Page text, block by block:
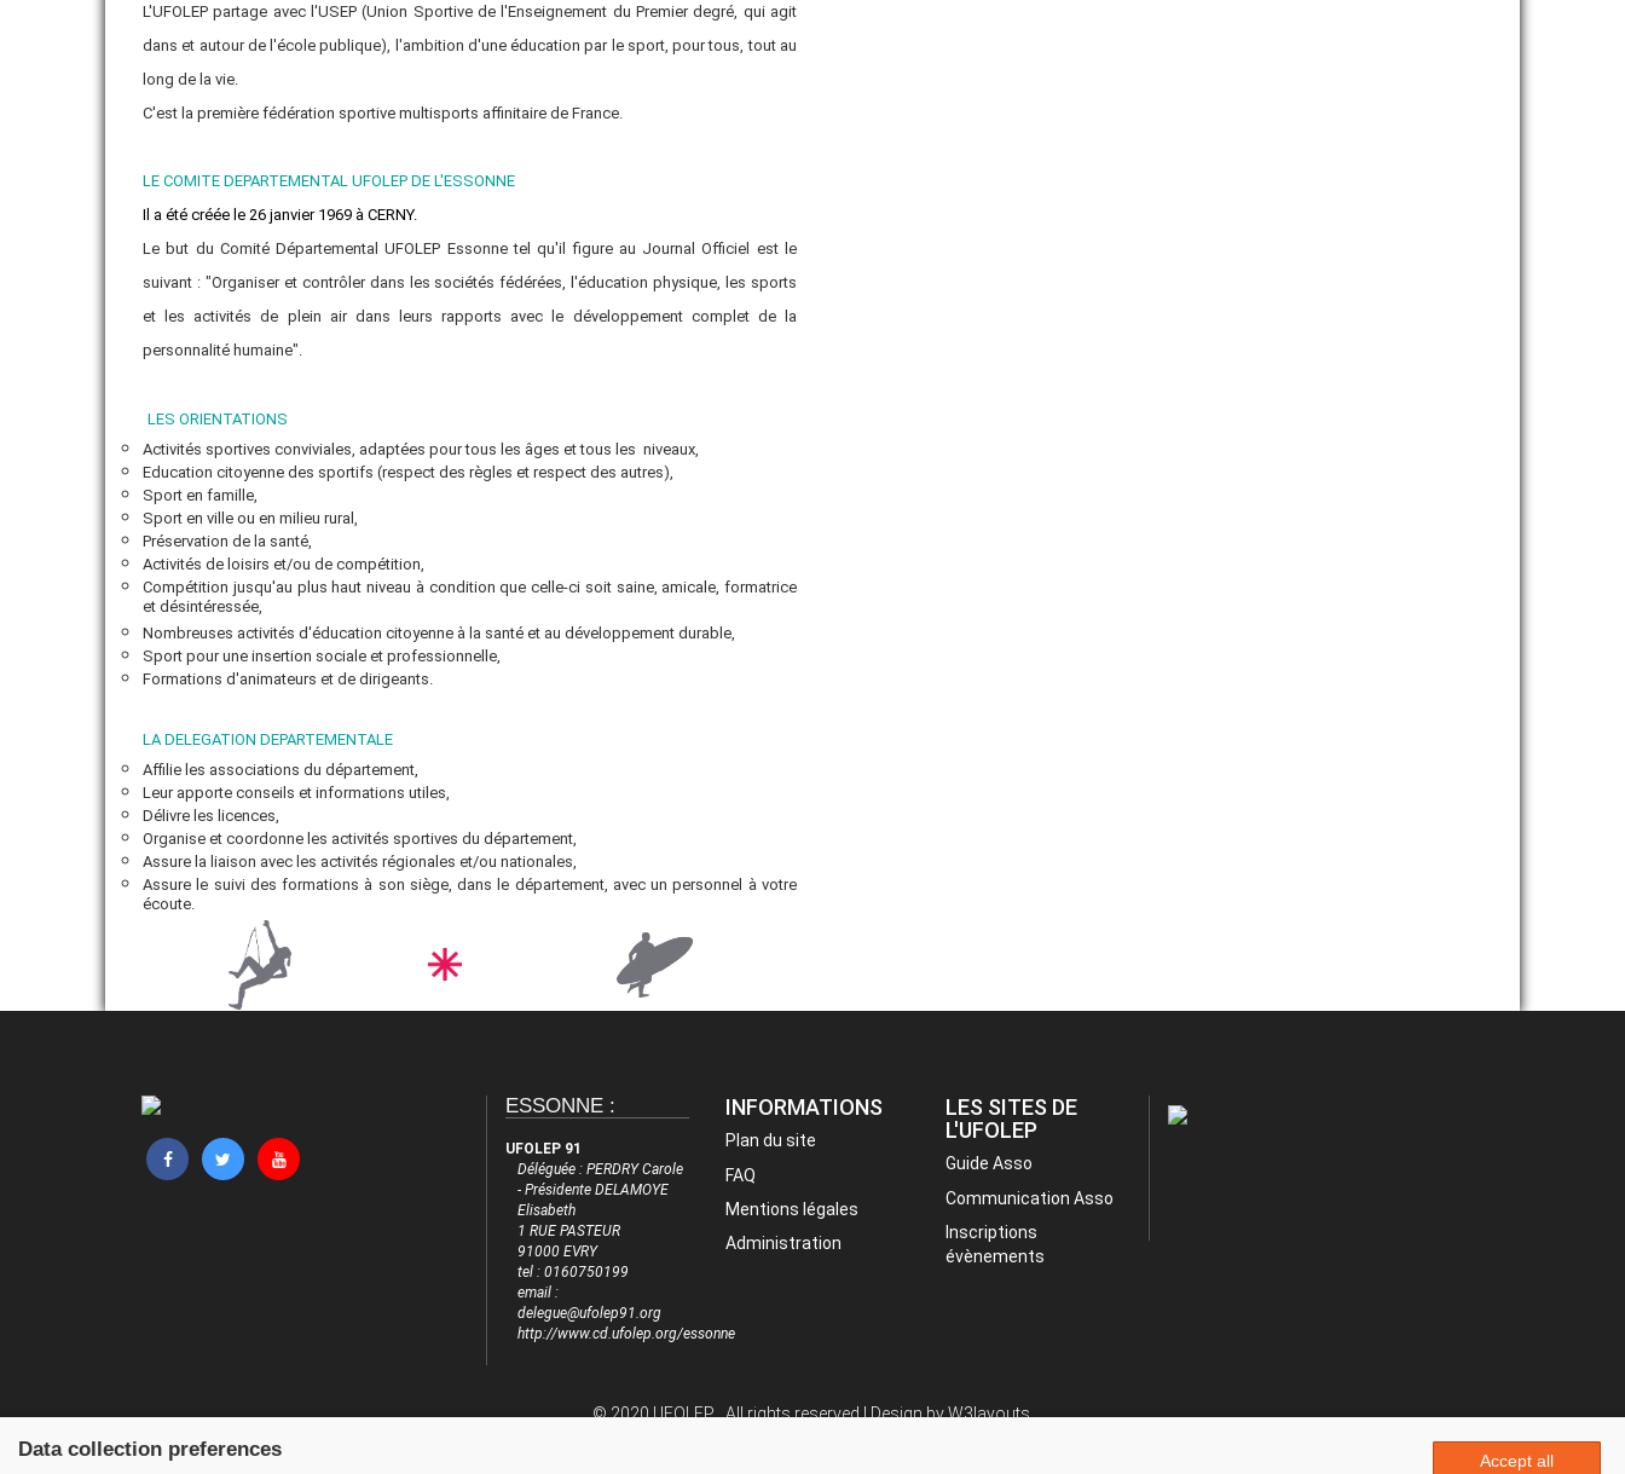
L'UFOLEP partage avec l'USEP (Union Sportive de l'Enseignement du Premier degré, qui agit
dans et autour de l'école publique), l'ambition d'une éducation par le sport, pour tous, tout au
long de la vie.
C'est la première fédération sportive multisports affinitaire de France.
LE COMITE DEPARTEMENTAL UFOLEP DE L'ESSONNE
Il a été créée le 26 janvier 1969 à CERNY.
Le but du Comité Départemental UFOLEP Essonne tel qu'il figure au Journal Officiel est le
suivant : "Organiser et contrôler dans les sociétés fédérées, l'éducation physique, les sports
et les activités de plein air dans leurs rapports avec le développement complet de la
personnalité humaine".
LES ORIENTATIONS
Activités sportives conviviales, adaptées pour tous les âges et tous les niveaux,
Education citoyenne des sportifs (respect des règles et respect des autres),
Sport en famille,
Sport en ville ou en milieu rural,
Préservation de la santé,
Activités de loisirs et/ou de compétition,
Compétition jusqu'au plus haut niveau à condition que celle-ci soit saine, amicale, formatrice
et désintéressée,
Nombreuses activités d'éducation citoyenne à la santé et au développement durable,
Sport pour une insertion sociale et professionnelle,
Formations d'animateurs et de dirigeants.
LA DELEGATION DEPARTEMENTALE
Affilie les associations du département,
Leur apporte conseils et informations utiles,
Délivre les licences,
Organise et coordonne les activités sportives du département,
Assure la liaison avec les activités régionales et/ou nationales,
Assure le suivi des formations à son siège, dans le département, avec un personnel à votre
écoute.
ESSONNE :
UFOLEP 91
Déléguée : PERDRY Carole
- Présidente DELAMOYE
Elisabeth
1 RUE PASTEUR
91000 EVRY
tel : 0160750199
email :
delegue@ufolep91.org
http://www.cd.ufolep.org/essonne
INFORMATIONS
Plan du site
FAQ
Mentions légales
Administration
LES SITES DE
L'UFOLEP
Guide Asso
Communication Asso
Inscriptions
évènements
© 2020 UFOLEP . All rights reserved | Design byW3layouts.
Data collection preferences Accept all